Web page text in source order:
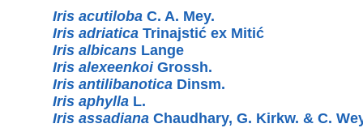
Iris acutiloba C. A. Mey.
Iris adriatica Trinajstić ex Mitić
Iris albicans Lange
Iris alexeenkoiGrossh.
Iris antilibanotica Dinsm.
Iris aphylla L.
Iris assadiana Chaudhary, G. Kirkw. & C.